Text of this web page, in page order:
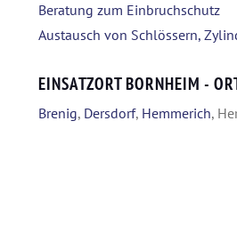
Beratung zum Einbruchschutz
Austausch von Schlössern,
EINSATZORT BORNHEIM -
Brenig, Dersdorf, Hemmerich,